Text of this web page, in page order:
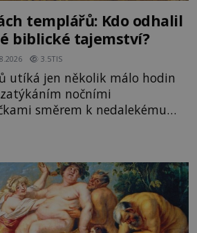
templářů: Kdo odhalil
biblické tajemství?
3.5TIS
utíká jen několik málo hodin
nočními
směrem k nedalekému
má přes ramena ranec s
čeká.
jim. „Kam máme namířeno,
ho jeden z templářů. „Do Sk